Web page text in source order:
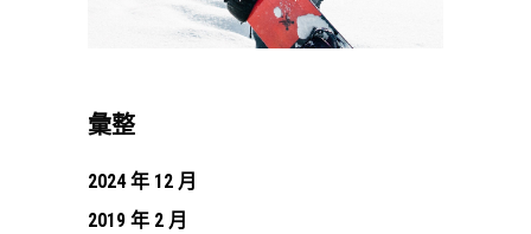
彙整
2024 年 12 月
2019 年 2 月